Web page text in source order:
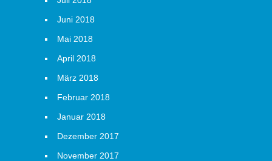
Juni 2018
Mai 2018
April 2018
März 2018
Februar 2018
Januar 2018
Dezember 2017
November 2017